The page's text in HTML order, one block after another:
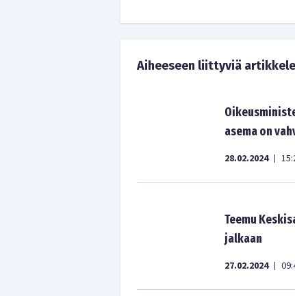
Aiheeseen liittyviä
asema on
28.02.2024 |
Teemu
jalkaan
27.02.2024 |